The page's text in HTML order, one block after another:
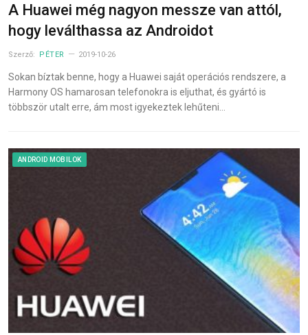
A Huawei még nagyon messze van attól,
hogy leválthassa az Androidot
Szerző: PÉTER 2019-10-26
Sokan bíztak benne, hogy a Huawei saját operációs rendszere, a
Harmony OS hamarosan telefonokra is eljuthat, és gyártó is
többször utalt erre, ám most igyekeztek lehűteni…
ANDROID MOBILOK